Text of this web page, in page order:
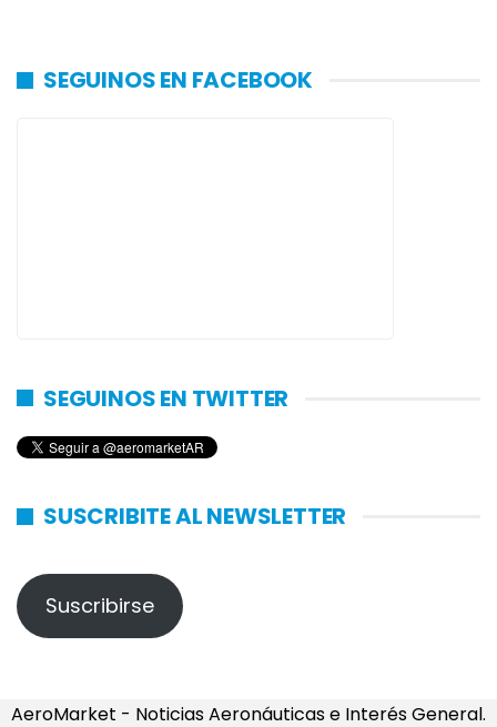
SEGUINOS EN FACEBOOK
SEGUINOS EN TWITTER
SUSCRIBITE AL NEWSLETTER
Suscribirse
AeroMarket - Noticias Aeronáuticas e Interés General.